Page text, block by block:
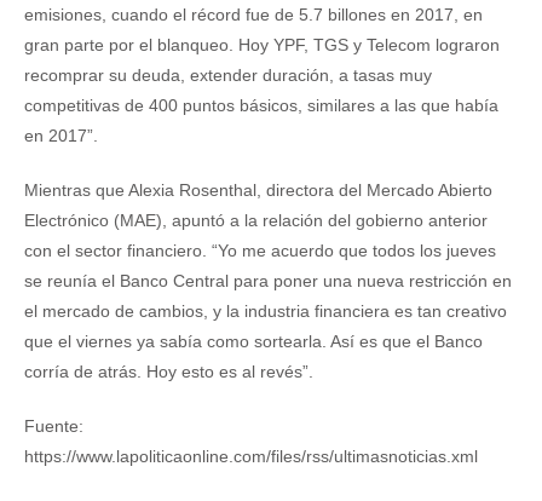
emisiones, cuando el récord fue de 5.7 billones en 2017, en
gran parte por el blanqueo. Hoy YPF, TGS y Telecom lograron
recomprar su deuda, extender duración, a tasas muy
competitivas de 400 puntos básicos, similares a las que había
en 2017”.
Mientras que Alexia Rosenthal, directora del Mercado Abierto
Electrónico (MAE), apuntó a la relación del gobierno anterior
con el sector financiero. “Yo me acuerdo que todos los jueves
se reunía el Banco Central para poner una nueva restricción en
el mercado de cambios, y la industria financiera es tan creativo
que el viernes ya sabía como sortearla. Así es que el Banco
corría de atrás. Hoy esto es al revés”.
Fuente:
https://www.lapoliticaonline.com/files/rss/ultimasnoticias.xml